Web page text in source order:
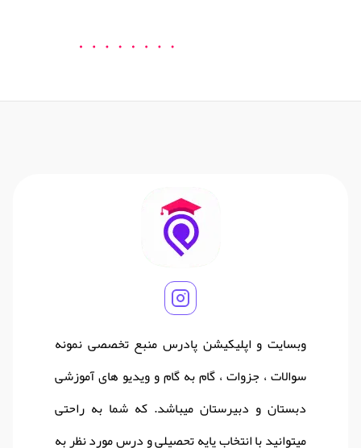
وبسایت و اپلیکیشن پادرس منبع تخصصی نمونه
سوالات ، جزوات ، گام به گام و ویدیو های آموزشی
دبستان و دبیرستان میباشد. که شما به راحتی
میتوانید با انتخاب پایه تحصیلی و درس مورد نظر به